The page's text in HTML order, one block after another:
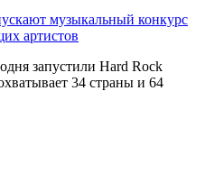
музыкальный конкурс
артистов
запустили Hard Rock
34 страны и 64